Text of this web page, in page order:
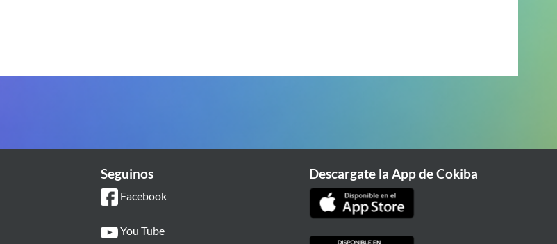
Seguinos
Facebook
You Tube
Descargate la App de Cokiba